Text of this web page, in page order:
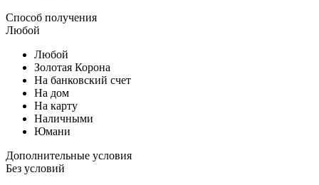
Способ получения
Любой
Любой
Золотая Корона
На банковский счет
На дом
На карту
Наличными
Юмани
Дополнительные условия
Без условий